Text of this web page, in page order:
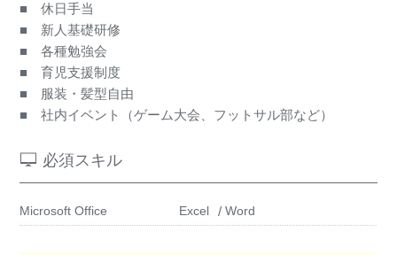
■ 休日手当
■ 新人基礎研修
■ 各種勉強会
■ 育児支援制度
■ 服装・髪型自由
■ 社内イベント（ゲーム大会、フットサル部など）
必須スキル
Microsoft Office Excel Word